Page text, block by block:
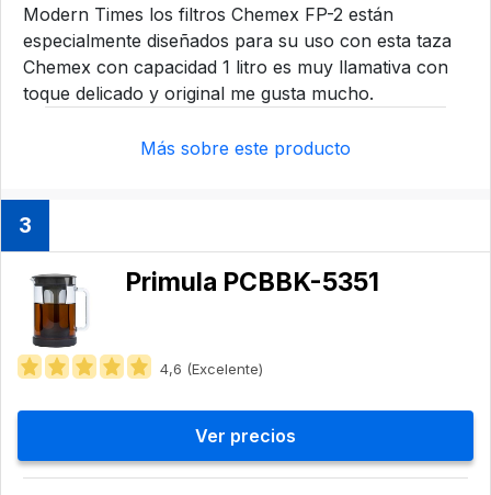
Modern Times los filtros Chemex FP-2 están
especialmente diseñados para su uso con esta taza
Chemex con capacidad 1 litro es muy llamativa con
toque delicado y original me gusta mucho.
Más sobre este producto
3
Primula PCBBK-5351
4,6 (Excelente)
Ver precios